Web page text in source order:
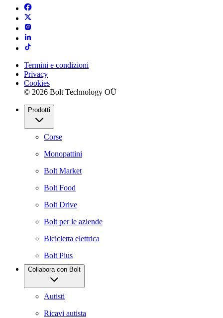
Termini e condizioni
Privacy
Cookies
© 2026 Bolt Technology OÜ
Prodotti
Corse
Monopattini
Bolt Market
Bolt Food
Bolt Drive
Bolt per le aziende
Bicicletta elettrica
Bolt Plus
Collabora con Bolt
Autisti
Ricavi autista